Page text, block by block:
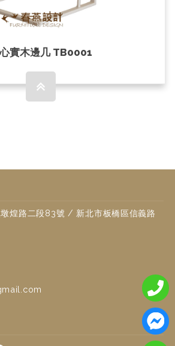
實木邊几 TB0001
墩煌路二段83號 / 新北市板橋區信義路